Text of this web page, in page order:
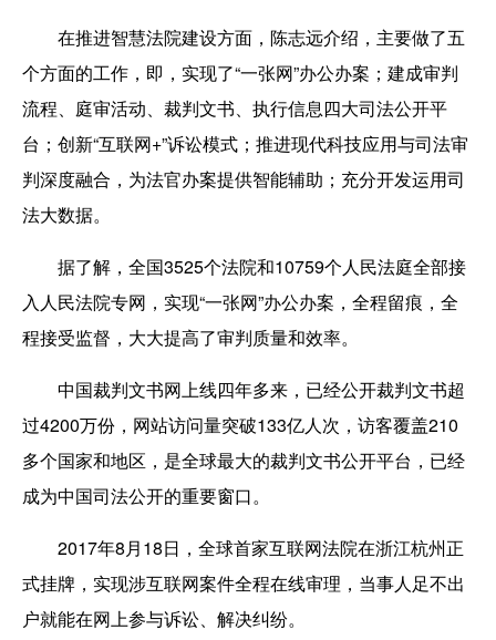
在推进智慧法院建设方面，陈志远介绍，主要做了五
个方面的工作，即，实现了“一张网”办公办案；建成审判
流程、庭审活动、裁判文书、执行信息四大司法公开平
台；创新“互联网+”诉讼模式；推进现代科技应用与司法审
判深度融合，为法官办案提供智能辅助；充分开发运用司
法大数据。
据了解，全国3525个法院和10759个人民法庭全部接
入人民法院专网，实现“一张网”办公办案，全程留痕，全
程接受监督，大大提高了审判质量和效率。
中国裁判文书网上线四年多来，已经公开裁判文书超
过4200万份，网站访问量突破133亿人次，访客覆盖210
多个国家和地区，是全球最大的裁判文书公开平台，已经
成为中国司法公开的重要窗口。
2017年8月18日，全球首家互联网法院在浙江杭州正
式挂牌，实现涉互联网案件全程在线审理，当事人足不出
户就能在网上参与诉讼、解决纠纷。